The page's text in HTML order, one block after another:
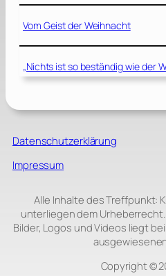
Vom Geist der Weihnacht
„Nichts ist so beständig wie der
Datenschutzerklärung
Impressum
Alle Inhalte des Treffpunkt:
unterliegen dem
Bilder, Logos und Videos liegt
Copyright ©